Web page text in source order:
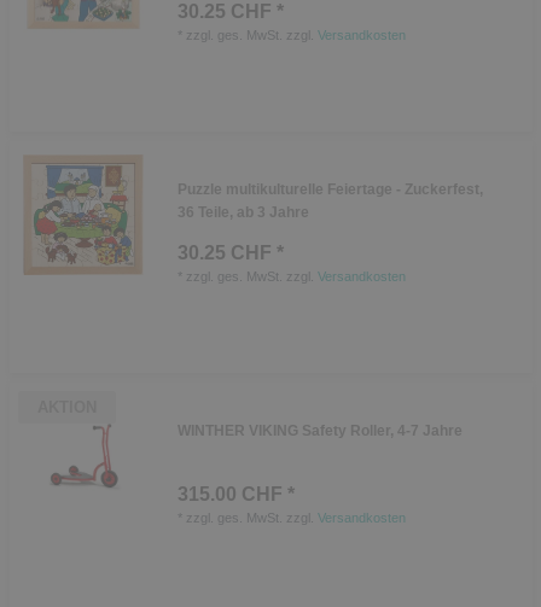
30.25 CHF *
zzgl. ges. MwSt. zzgl. Versandkosten
Puzzle multikulturelle Feiertage - Zuckerfest,
36 Teile, ab 3 Jahre
30.25 CHF *
zzgl. ges. MwSt. zzgl. Versandkosten
WINTHER VIKING Safety Roller, 4-7 Jahre
315.00 CHF *
zzgl. ges. MwSt. zzgl. Versandkosten